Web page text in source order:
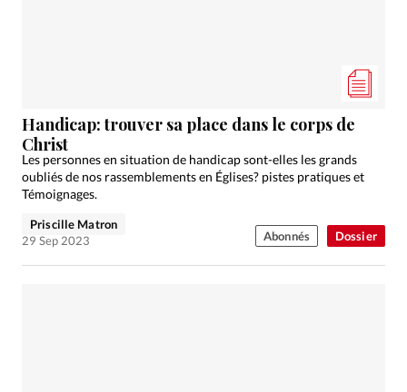
Devise:
RUBRIQUES
Tous les articles
Actualité internationale
Dossier
Génération réveil
Monde
Dossier
Handicap: trouver sa place dans le corps de
Christ
Les personnes en situation de handicap sont-elles les grands
oubliés de nos rassemblements en Églises? pistes pratiques et
Témoignages.
Priscille Matron
29 Sep 2023
Abonnés